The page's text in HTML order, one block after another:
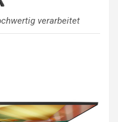
verarbeitet